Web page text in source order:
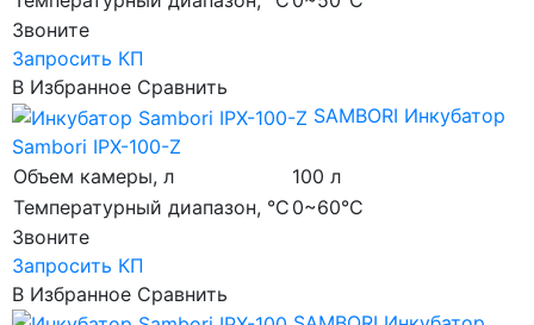
Звоните
Запросить КП
В Избранное Сравнить
SAMBORI Инкубатор
Sambori IPX-100-Z
Объем камеры, л
100 л
Температурный диапазон, °C 0~60°C
Звоните
Запросить КП
В Избранное Сравнить